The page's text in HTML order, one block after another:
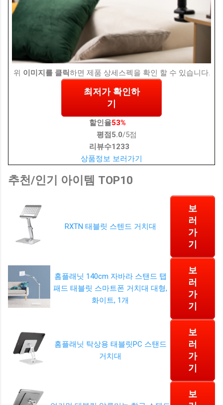
위 이미지를 클릭하면 제품 상세스펙을 확인 할 수 있습니다.
최저가 확인하
기
할인율53%
평점 5.0/5점
리뷰수1233
상품정보 보러가기
추천/인기 아이템 TOP10
RXTN 태블릿 스텐드 거치대
보
러
가
기
홈플래닛 140cm 자바라 스탠드 탭
패드 태블릿 스마트폰 거치대 대형,
화이트, 1개
보
러
가
기
홈플래닛 탁상용 태블릿PC 스탠드
거치대
보
러
가
기
보